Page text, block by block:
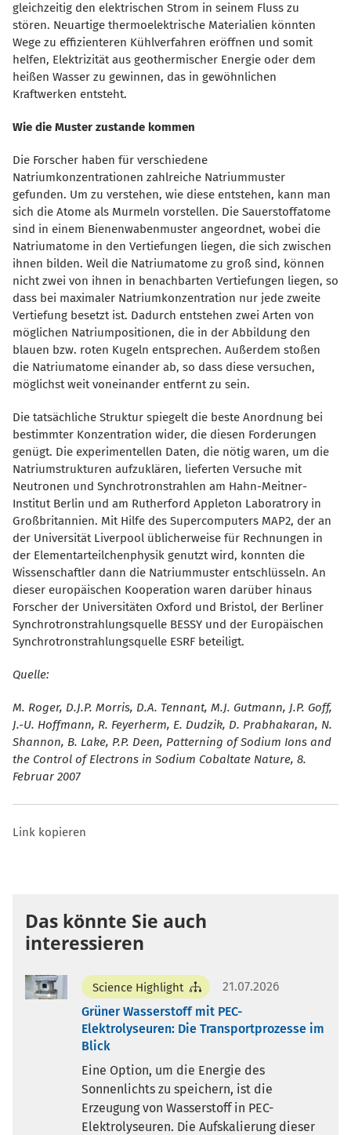
gleichzeitig den elektrischen Strom in seinem Fluss zu
stören. Neuartige thermoelektrische Materialien könnten
Wege zu effizienteren Kühlverfahren eröffnen und somit
helfen, Elektrizität aus geothermischer Energie oder dem
heißen Wasser zu gewinnen, das in gewöhnlichen
Kraftwerken entsteht.
Wie die Muster zustande kommen
Die Forscher haben für verschiedene
Natriumkonzentrationen zahlreiche Natriummuster
gefunden. Um zu verstehen, wie diese entstehen, kann man
sich die Atome als Murmeln vorstellen. Die Sauerstoffatome
sind in einem Bienenwabenmuster angeordnet, wobei die
Natriumatome in den Vertiefungen liegen, die sich zwischen
ihnen bilden. Weil die Natriumatome zu groß sind, können
nicht zwei von ihnen in benachbarten Vertiefungen liegen, so
dass bei maximaler Natriumkonzentration nur jede zweite
Vertiefung besetzt ist. Dadurch entstehen zwei Arten von
möglichen Natriumpositionen, die in der Abbildung den
blauen bzw. roten Kugeln entsprechen. Außerdem stoßen
die Natriumatome einander ab, so dass diese versuchen,
möglichst weit voneinander entfernt zu sein.
Die tatsächliche Struktur spiegelt die beste Anordnung bei
bestimmter Konzentration wider, die diesen Forderungen
genügt. Die experimentellen Daten, die nötig waren, um die
Natriumstrukturen aufzuklären, lieferten Versuche mit
Neutronen und Synchrotronstrahlen am Hahn-Meitner-
Institut Berlin und am Rutherford Appleton Laboratrory in
Großbritannien. Mit Hilfe des Supercomputers MAP2, der an
der Universität Liverpool üblicherweise für Rechnungen in
der Elementarteilchenphysik genutzt wird, konnten die
Wissenschaftler dann die Natriummuster entschlüsseln. An
dieser europäischen Kooperation waren darüber hinaus
Forscher der Universitäten Oxford und Bristol, der Berliner
Synchrotronstrahlungsquelle BESSY und der Europäischen
Synchrotronstrahlungsquelle ESRF beteiligt.
Quelle:
M. Roger, D.J.P. Morris, D.A. Tennant, M.J. Gutmann, J.P. Goff,
J.-U. Hoffmann, R. Feyerherm, E. Dudzik, D. Prabhakaran, N.
Shannon, B. Lake, P.P. Deen, Patterning of Sodium Ions and
the Control of Electrons in Sodium Cobaltate Nature, 8.
Februar 2007
Link kopieren
Das könnte Sie auch
interessieren
Science Highlight
21.07.2026
Grüner Wasserstoff mit PEC-
Elektrolyseuren: Die Transportprozesse im
Blick
Eine Option, um die Energie des
Sonnenlichts zu speichern, ist die
Erzeugung von Wasserstoff in PEC-
Elektrolyseuren. Die Aufskalierung dieser